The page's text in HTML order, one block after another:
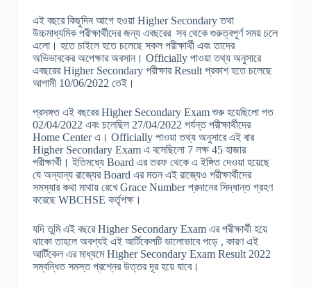
এই বছরে কিছুদিন আগে হওয়া Higher Secondary তথা
উচ্চমাধ্যমিক পরীক্ষার্থীদের জন্য এবছরের সব থেকে গুরুত্বপূর্ণ সময় চলে
এলো। হতে চাইলে হতে চলেছে সকল পরীক্ষার্থী এবং তাদের
অভিভাবকের অপেক্ষার অবসান। Officially পাওয়া তথ্য অনুসারে
এবছরের Higher Secondary পরীক্ষার Result প্রকাশ হতে চলেছে
আগামী 10/06/2022 তেই।
প্রসঙ্গত এই বছরের Higher Secondary Exam শুরু হয়েছিলো গত
02/04/2022 এবং চলেছিল 27/04/2022 পর্যন্ত পরীক্ষার্থীদের
Home Center এ। Officially পাওয়া তথ্য অনুসারে এই বার
Higher Secondary Exam এ বসেছিলো 7 লক্ষ 45 হাজার
পরীক্ষার্থী। ইতিমধ্যে Board এর তরফ থেকে এ ইঙ্গিত দেওয়া হয়েছে
যে অন্যান্য রাজ্যের Board এর মতন এই রাজ্যেও পরীক্ষার্থীদের
সমস্যার কথা মাথায় রেখে Grace Number প্রদানের সিদ্ধান্ত গ্রহণ
করেছে WBCHSE কর্তৃপক্ষ।
যদি তুমি এই বছরে Higher Secondary Exam এর পরীক্ষার্থী হয়ে
থাকো তাহলে অবশ্যই এই আর্টিকেলটি ভালোভাবে পড়ে , কারণ এই
আর্টিকেল এর মাধ্যমে Higher Secondary Exam Result 2022
সম্বন্ধিত সমস্ত প্রশ্নের উত্তর দূর হয়ে যাবে।